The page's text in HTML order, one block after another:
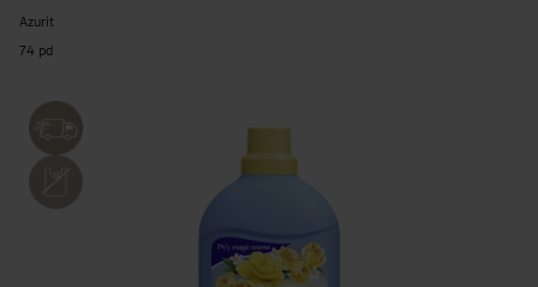
Azurit
74 pd